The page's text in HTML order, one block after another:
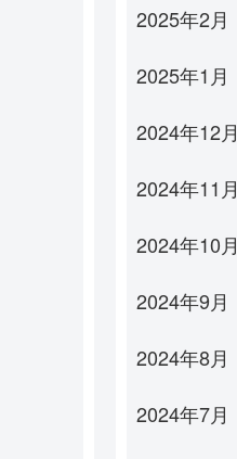
2025年2月
2025年1月
2024年12月
2024年11月
2024年10月
2024年9月
2024年8月
2024年7月